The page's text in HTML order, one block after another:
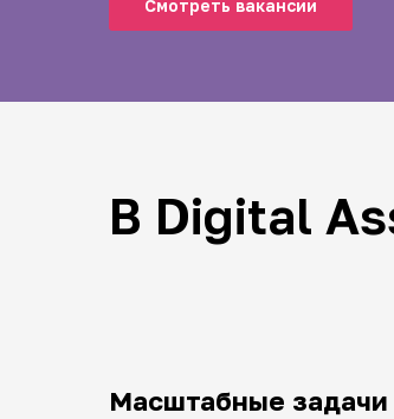
Смотреть вакансии
В Digital
Масштабные задачи